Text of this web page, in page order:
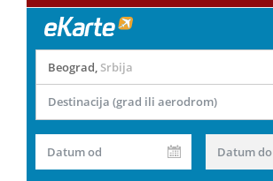
Beograd, Srbija
Destinacija (grad ili aerodrom)
Datum od Datum do